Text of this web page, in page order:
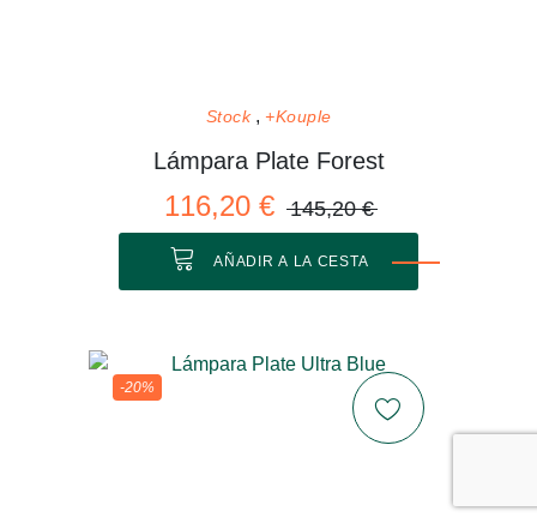
Stock +Kouple
Lámpara Plate Forest
116,20 € 145,20 €
AÑADIR A LA CESTA
-20%